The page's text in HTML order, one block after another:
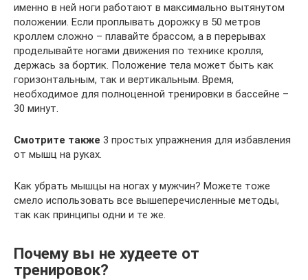
именно в ней ноги работают в максимально вытянутом
положении. Если проплывать дорожку в 50 метров
кроллем сложно – плавайте брассом, а в перерывах
проделывайте ногами движения по технике кролля,
держась за бортик. Положение тела может быть как
горизонтальным, так и вертикальным. Время,
необходимое для полноценной тренировки в бассейне –
30 минут.
Смотрите также 3 простых упражнения для избавления
от мышц на руках.
Как убрать мышцы на ногах у мужчин? Можете тоже
смело использовать все вышеперечисленные методы,
так как принципы одни и те же.
Почему вы не худеете от
тренировок?